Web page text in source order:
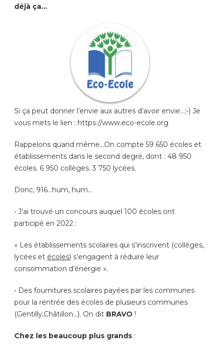
déjà ça…
Si ça peut donner l’envie aux autres d’avoir envie…;-) Je
vous mets le lien : https://www.eco-ecole.org
Rappelons quand même…On compte 59 650 écoles et
établissements dans le second degré, dont : 48 950
écoles. 6 950 collèges. 3 750 lycées.
Donc, 916…hum, hum…
• J’ai trouvé un concours auquel 100 écoles ont
participé en 2022 :
« Les établissements scolaires qui s’inscrivent (collèges,
lycées et écoles) s’engagent à réduire leur
consommation d’énergie ».
• Des fournitures scolaires payées par les communes
pour la rentrée des écoles de plusieurs communes
(Gentilly,Châtillon…). On dit BRAVO !
Chez les beaucoup plus grands :